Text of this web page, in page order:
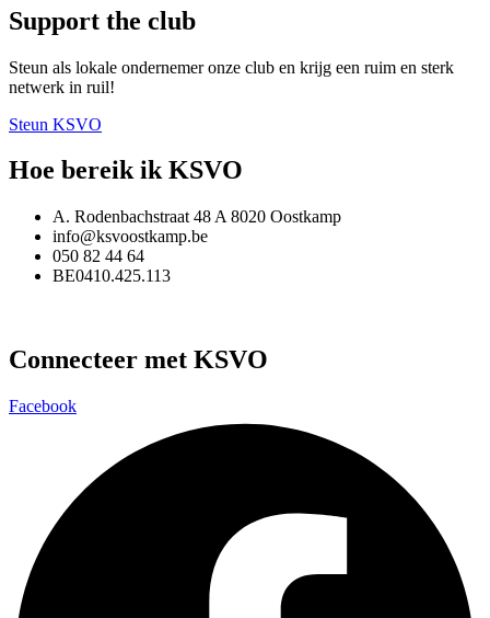
Support the club
Steun als lokale ondernemer onze club en krijg een ruim en sterk
netwerk in ruil!
Steun KSVO
Hoe bereik ik KSVO
A. Rodenbachstraat 48 A 8020 Oostkamp
info@ksvoostkamp.be
050 82 44 64
BE0410.425.113
Connecteer met KSVO
Facebook